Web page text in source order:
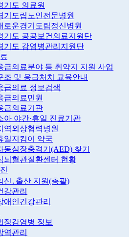
기도 의료원
기도립노인전문병원
로운경기도립정신병원
기도 공공보건의료지원단
기도 감염병관리지원단
급의료분야 등 취약지 지원 사업
조 및 응급처치 교육안내
급의료 정보검색
급의료민원
급의료기관
아 야간·휴일 진료기관
역외상협력병원
일지킴이 약국
동심장충격기(AED) 찾기
뇌혈관질환센터 현황
신․출산 지원(총괄)
강관리
애인건강관리
정감염병 정보
역관리